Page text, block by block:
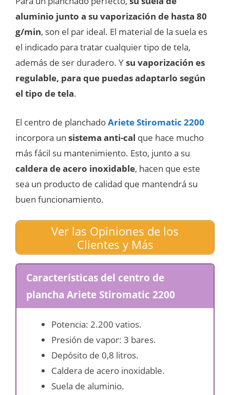
aluminio junto a su vaporización de hasta 80
g/min, son el par ideal. El material de la suela es
el indicado para tratar cualquier tipo de tela,
además de ser duradero. Ysu vaporización es
regulable, para que puedas adaptarlo según
el tipo de tela.
El centro de planchadoAriete Stiromatic 2200
incorpora un sistema anti-cal que hace mucho
más fácil su mantenimiento. Esto, junto a su
caldera de acero inoxidable, hacen que este
sea un producto de calidad que mantendrá su
buen funcionamiento.
Ver las Opiniones de los
Clientes y Más
Características del centro de
plancha Ariete Stiromatic 2200
Potencia: 2.200 vatios.
Presión de vapor: 3 bares.
Depósito de 0,8 litros.
Caldera de acero inoxidable.
Suela de aluminio.